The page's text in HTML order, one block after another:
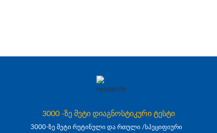
3000 -ზე მეტი დიაგნოსტიკური ტესტი
3000-ზე მეტი რუტინული და რთული /სპეციფიური